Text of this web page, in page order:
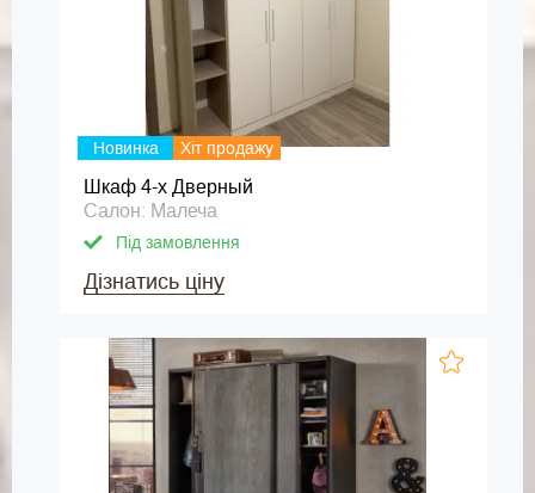
Новинка Хіт продажу
Шкаф 4-х Дверный
Салон: Малеча
Під замовлення
Дізнатись ціну